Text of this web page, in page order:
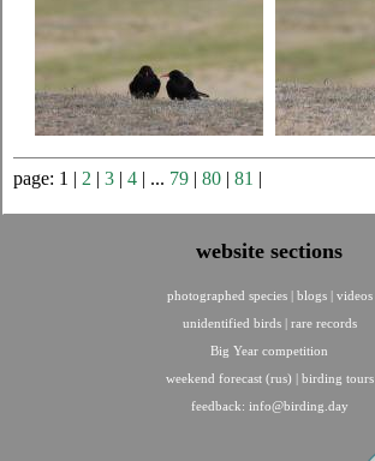
page: 1 | 2 | 3 | 4 | ... 79 | 80 | 81 |
website sections
photographed species | blogs | videos
unidentified birds | rare records
Big Year competition
weekend forecast (rus) | birding tours
feedback: info@birding.day